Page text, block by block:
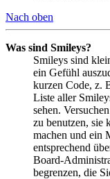
Nach oben
Was sind Smileys?
Smileys sind
ein Gefühl
kurzen Code, z.
Liste aller
sehen.
zu benutzen, sie
machen und ein
entsprechend
Board-
begrenzen, die